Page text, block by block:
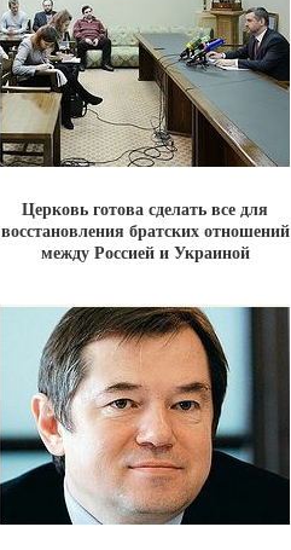
Церковь готова сделать все для
восстановления братских отношений
между Россией и Украиной